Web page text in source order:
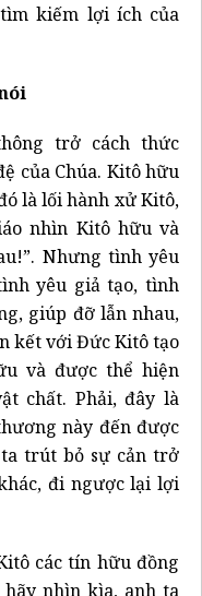
kiếm lợi ích của
trở cách thức
của Chúa. Kitô hữu
là lối hành xử Kitô,
nhìn Kitô hữu và
Nhưng tình yêu
yêu giả tạo, tình
giúp đỡ lẫn nhau,
kết với Đức Kitô tạo
và được thể hiện
chất. Phải, đây là
này đến được
trút bỏ sự cản trở
đi ngược lại lợi
các tín hữu đồng
nhìn kìa, anh ta